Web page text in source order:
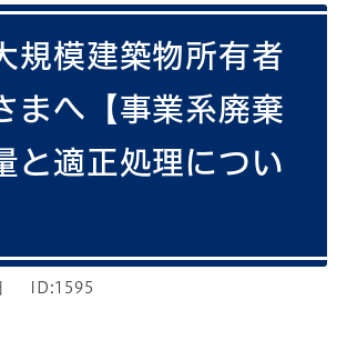
規模建築物所有者
まへ【事業系廃棄
と適正処理につい
ID:1595